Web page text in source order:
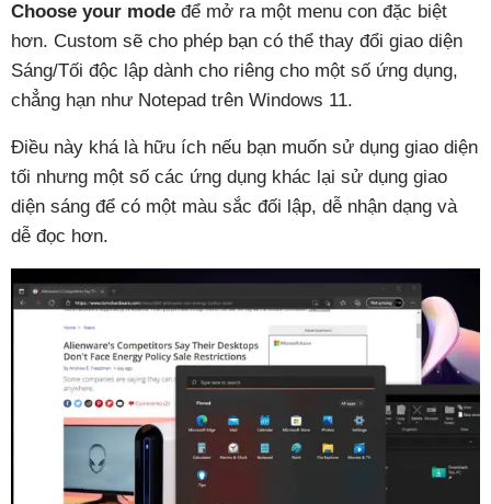
Choose your mode để mở ra một menu con đặc biệt
hơn. Custom sẽ cho phép bạn có thể thay đổi giao diện
Sáng/Tối độc lập dành cho riêng cho một số ứng dụng,
chẳng hạn như Notepad trên Windows 11.
Điều này khá là hữu ích nếu bạn muốn sử dụng giao diện
tối nhưng một số các ứng dụng khác lại sử dụng giao
diện sáng để có một màu sắc đối lập, dễ nhận dạng và
dễ đọc hơn.